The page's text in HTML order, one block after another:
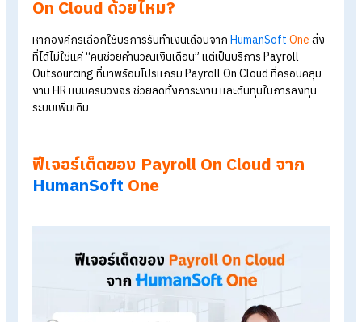
พนักงานสามารถดูสลิปเงินเดือนออนไลน์ได้เอง
ลดความผิดพลาดจากการคำนวณด้วยมือ
ข้อมูลอัปเดตแบบ Real-Time
เพิ่มความปลอดภัยในการจัดเก็บข้อมูลพนักงาน
จ้างบริษัทรับทำเงินเดือนจาก
HumanSoftOne ได้ใช้โปรแกรม
On Cloud ด้วยไหม?
ที่ได้ไม่ใช่แค่ “คนช่วยคำนวณเงินเดือน” แต่เป็นบริการ Payroll
Outsourcing ที่มาพร้อมโปรแกรม Payroll On Cloud ที่ครอบค
งาน HR แบบครบวงจร ช่วยลดทั้งภาระงาน และต้นทุนในการลงทุน
ระบบเพิ่มเติม